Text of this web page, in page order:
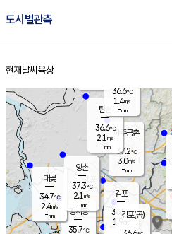
도시별관측
홈
현재날씨 육상
경서동
35.7℃
파주금촌
37.2℃
3.0m/s
-mm
대곶
34.7℃
2.4m/s
-mm
탄현
36.6℃
2.1 m/s
-mm
김포
36.5℃
1.9 m/s
mm
양촌
37.3℃
2.1 m/s
-mm
김포(공)
36.6℃
1.4m/s
-mm